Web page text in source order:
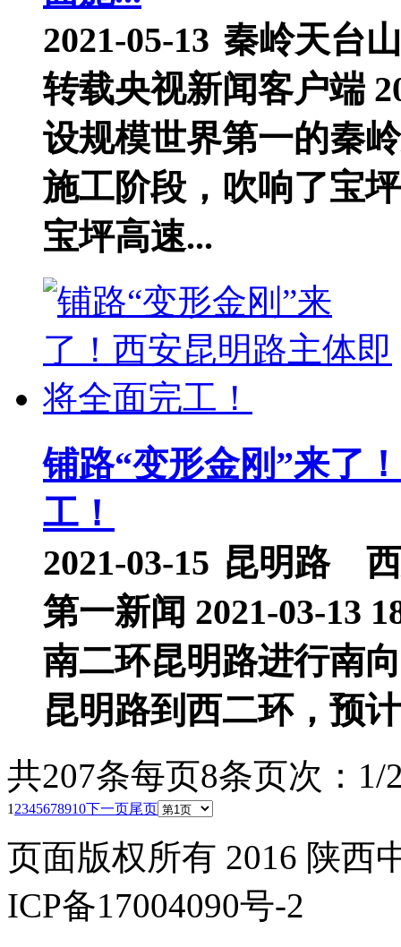
2021-05-13 秦岭天台
转载央视新闻客户端
设规模世界第一的秦
施工阶段，吹响了宝
宝坪高速...
铺路“变形金刚”来了
工！
2021-03-15 昆明路
第一新闻 2021-03-13
南二环昆明路进行南
昆明路到西二环，预
共207条每页8条页次：1/
1 2345678910下一页尾页
页面版权所有 2016 陕西
ICP备17004090号-2